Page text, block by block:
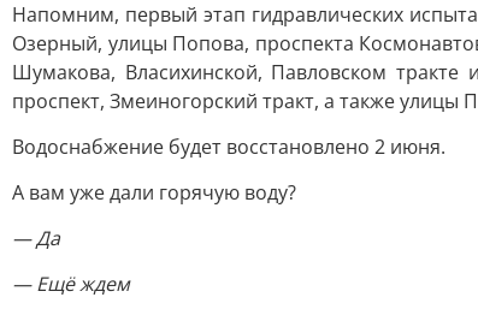
Напомним, первый этап гидравлических
Озерный, улицы Попова, проспекта
Шумакова, Власихинской, Павловском тракте
проспект, Змеиногорский тракт, а также
Водоснабжение будет восстановлено 2 июня.
А вам уже дали горячую воду?
— Да
— Ещё ждем